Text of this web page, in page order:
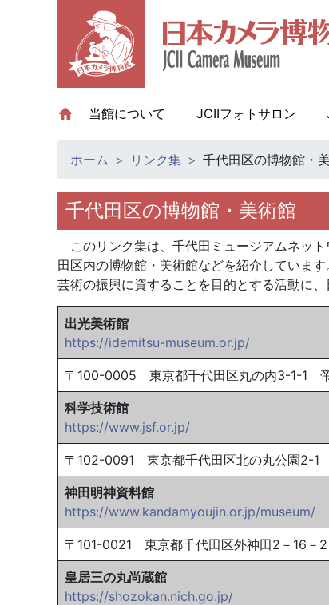
当館について (current)JCIIフォトサロン
ホーム リンク集 千代田区の博物館・
千代田区の博物館・美術館
このリンク集は、千代田ミュージアムネッ
田区内の博物館・美術館などを紹介していま
芸術の振興に資することを目的とする活動に
出光美術館
https://idemitsu-museum.or.jp/
〒100-0005 東京都千代田区丸の内3-1-1
科学技術館
https://www.jsf.or.jp/
〒102-0091 東京都千代田区北の丸公園2-1
神田明神資料館
https://www.kandamyoujin.or.jp/museum/
〒101-0021 東京都千代田区外神田2－16－2
皇居三の丸尚蔵館
https://shozokan.nich.go.jp/